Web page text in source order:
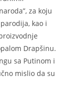
za koju
kao i
Drapšinu.
sa Putinom i
mislio da su